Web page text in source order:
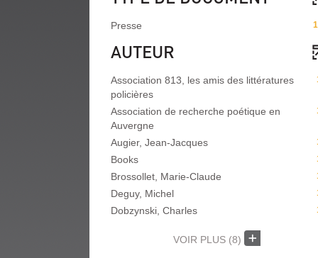
Presse
AUTEUR
Association 813, les amis des littératures
policières
Association de recherche poétique en
Auvergne
Augier, Jean-Jacques
Books
Brossollet, Marie-Claude
Deguy, Michel
Dobzynski, Charles
VOIR PLUS (8)